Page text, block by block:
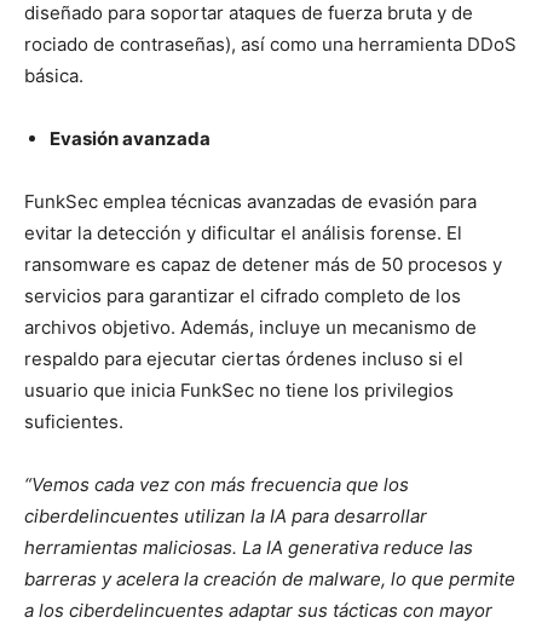
diseñado para soportar ataques de fuerza bruta y de
rociado de contraseñas), así como una herramienta DDoS
básica.
Evasión avanzada
FunkSec emplea técnicas avanzadas de evasión para
evitar la detección y dificultar el análisis forense. El
ransomware es capaz de detener más de 50 procesos y
servicios para garantizar el cifrado completo de los
archivos objetivo. Además, incluye un mecanismo de
respaldo para ejecutar ciertas órdenes incluso si el
usuario que inicia FunkSec no tiene los privilegios
suficientes.
“Vemos cada vez con más frecuencia que los
ciberdelincuentes utilizan la IA para desarrollar
herramientas maliciosas. La IA generativa reduce las
barreras y acelera la creación de malware, lo que permite
a los ciberdelincuentes adaptar sus tácticas con mayor